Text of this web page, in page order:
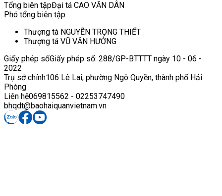
Tổng biên tậpĐại tá CAO VĂN DÂN
Phó tổng biên tập
Thượng tá NGUYỄN TRỌNG THIẾT
Thượng tá VŨ VĂN HƯỞNG
Giấy phép sốGiấy phép số: 288/GP-BTTTT ngày 10 - 06 -
2022
Trụ sở chính106 Lê Lai, phường Ngô Quyền, thành phố Hải
Phòng
Liên hệ069815562 - 02253747490
bhqdt@baohaiquanvietnam.vn